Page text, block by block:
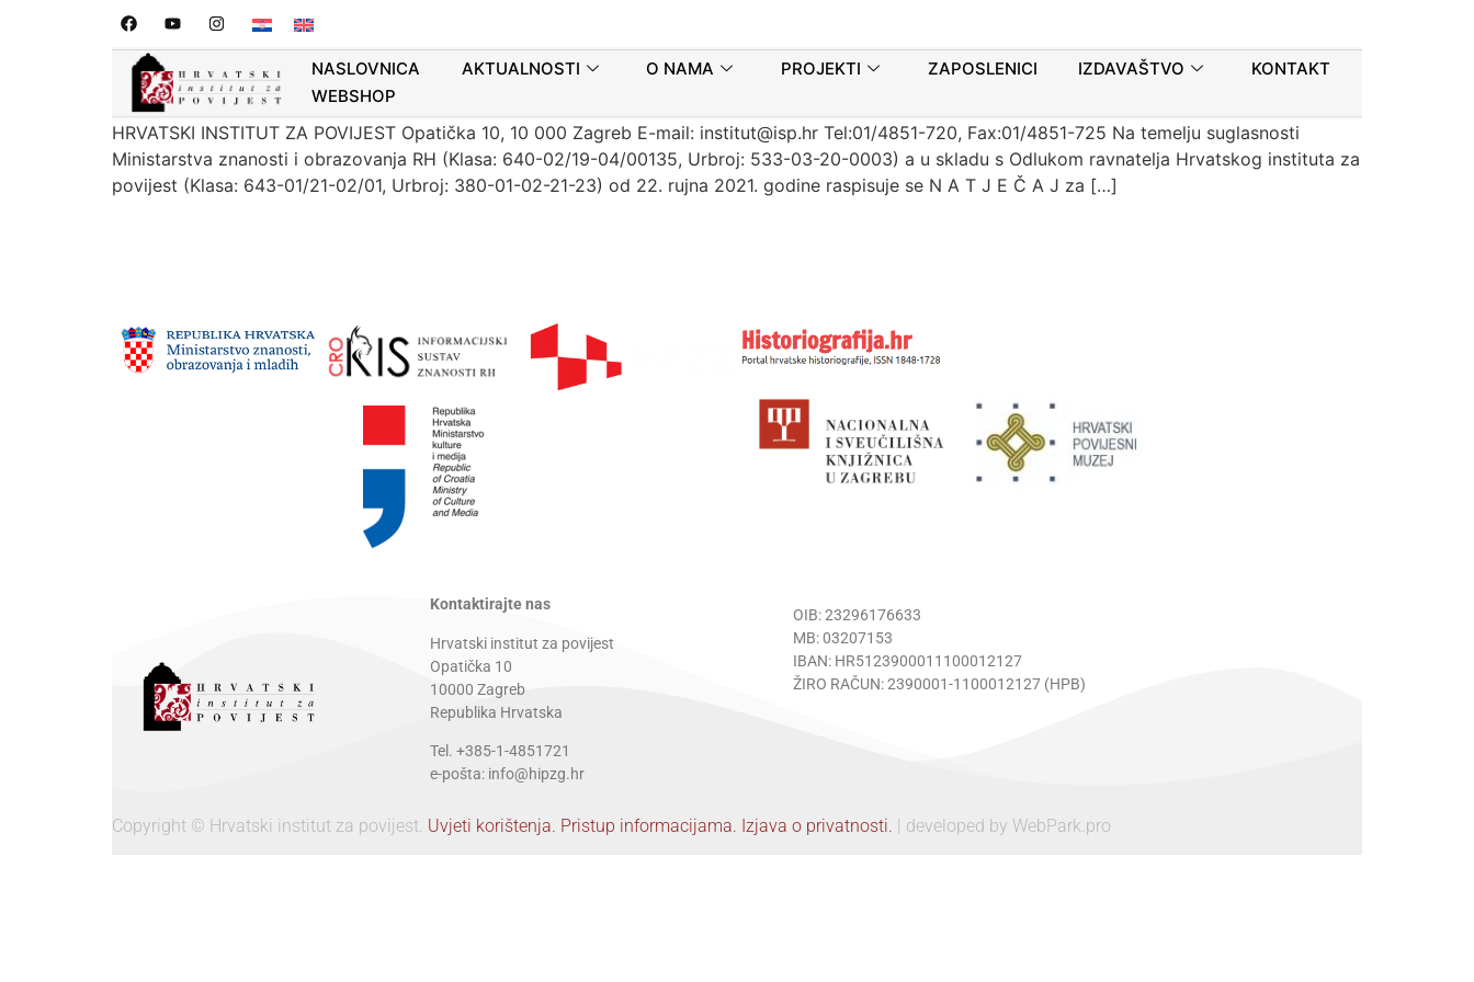
NASLOVNICA AKTUALNOSTI O NAMA PROJEKTI ZAPOSLENICI IZDAVAŠTVO
KONTAKT
WEBSHOP
NATJEČAJ ZA IZBOR NA ZNANSTVENO RADNO MJESTO ZNANSTVENI
SURADNIK U ZNANSTEVNOM ODJELU ZA SREDNJOVJEKOVNU POVIJEST
HRVATSKI INSTITUT ZA POVIJEST Opatička 10, 10 000 Zagreb E-mail: institut@isp.hr Tel:01/4851-720, Fax:01/4851-725 Na temelju suglasnosti
Ministarstva znanosti i obrazovanja RH (Klasa: 640-02/19-04/00135, Urbroj: 533-03-20-0003) a u skladu s Odlukom ravnatelja Hrvatskog instituta za
povijest (Klasa: 643-01/21-02/01, Urbroj: 380-01-02-21-23) od 22. rujna 2021. godine raspisuje se N A T J E Č A J za […]
Kontaktirajte nas
Hrvatski institut za povijest
Opatička 10
10000 Zagreb
Republika Hrvatska
Tel. +385-1-4851721
e-pošta: info@hipzg.hr
OIB: 23296176633
MB: 03207153
IBAN: HR5123900011100012127
ŽIRO RAČUN: 2390001-1100012127 (HPB)
Copyright © Hrvatski institut za povijest. Uvjeti korištenja. Pristup informacijama. Izjava o privatnosti. | developed by WebPark.pro